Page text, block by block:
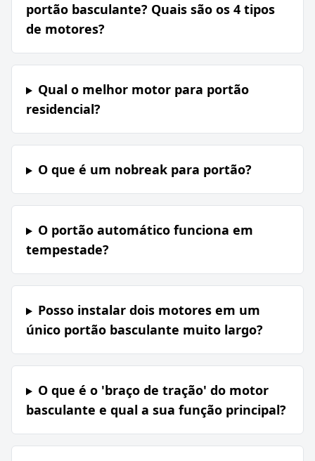
portão basculante? Quais são os 4 tipos
de motores?
Qual o melhor motor para portão
residencial?
O que é um nobreak para portão?
O portão automático funciona em
tempestade?
Posso instalar dois motores em um
único portão basculante muito largo?
O que é o 'braço de tração' do motor
basculante e qual a sua função principal?